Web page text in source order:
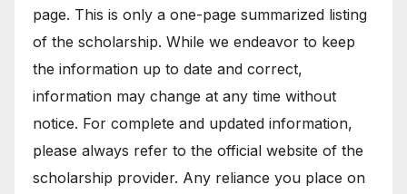
page. This is only a one-page summarized listing
of the scholarship. While we endeavor to keep
the information up to date and correct,
information may change at any time without
notice. For complete and updated information,
please always refer to the official website of the
scholarship provider. Any reliance you place on